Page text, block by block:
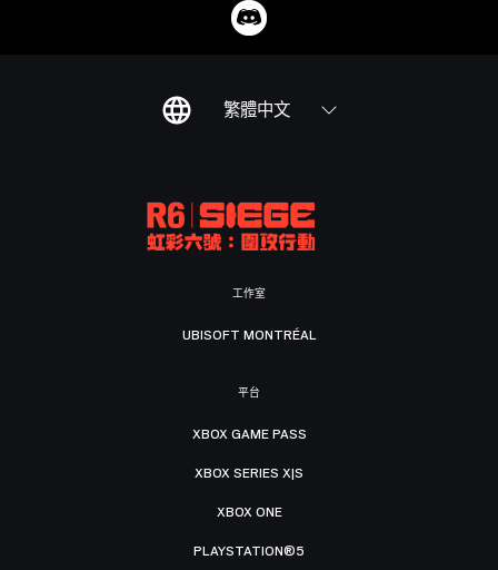
繁體中文
工作室
UBISOFT MONTRÉAL
平台
XBOX GAME PASS
XBOX SERIES X|S
XBOX ONE
PLAYSTATION®5